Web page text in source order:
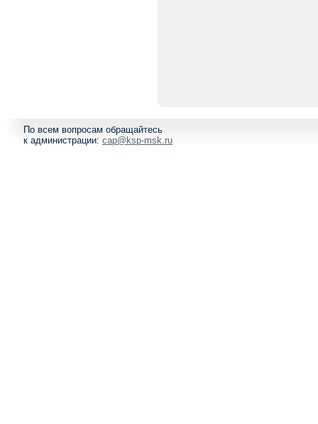
По всем вопросам обращайтесь
к администрации: cap@ksp-msk.ru